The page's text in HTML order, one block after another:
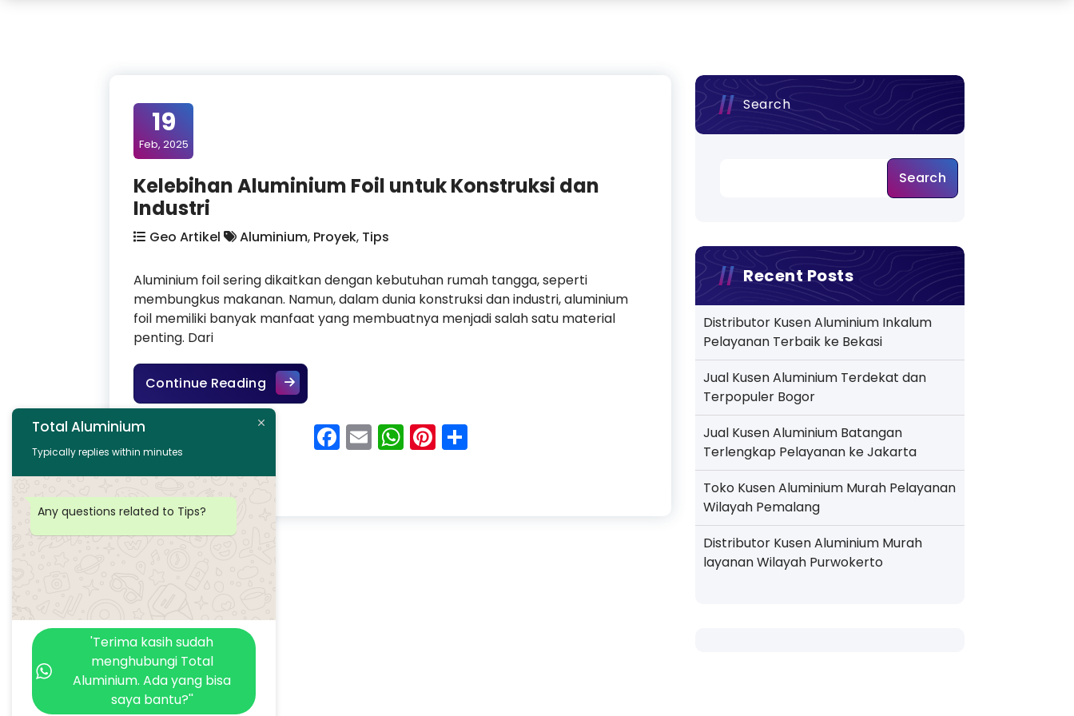
19
Feb, 2025
Kelebihan Aluminium Foil untuk Konstruksi dan
Industri
Geo Artikel Aluminium, Proyek, Tips
Aluminium foil sering dikaitkan dengan kebutuhan rumah tangga, seperti
membungkus makanan. Namun, dalam dunia konstruksi dan industri, aluminium
foil memiliki banyak manfaat yang membuatnya menjadi salah satu material
penting. Dari
Continue ReadingKelebihan Aluminium Foil untuk Konstruksi dan Industri
Facebook
EmailWhatsApp
Pinterest
Share
Search
Search
Recent Posts
Distributor Kusen Aluminium Inkalum
Pelayanan Terbaik ke Bekasi
Jual Kusen Aluminium Terdekat dan
Terpopuler Bogor
Jual Kusen Aluminium Batangan
Terlengkap Pelayanan ke Jakarta
Toko Kusen Aluminium Murah Pelayanan
Wilayah Pemalang
Distributor Kusen Aluminium Murah
layanan Wilayah Purwokerto
Total Aluminium
Typically replies within minutes
Any questions related to Tips?
'Terima kasih sudah
menghubungi Total
Aluminium. Ada yang bisa
saya bantu?''